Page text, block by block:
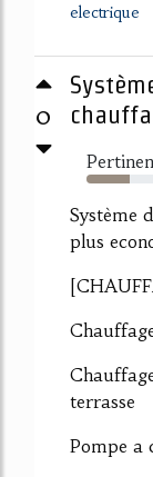
electrique
0
55%
Système
plus
terrasse
Pompe a